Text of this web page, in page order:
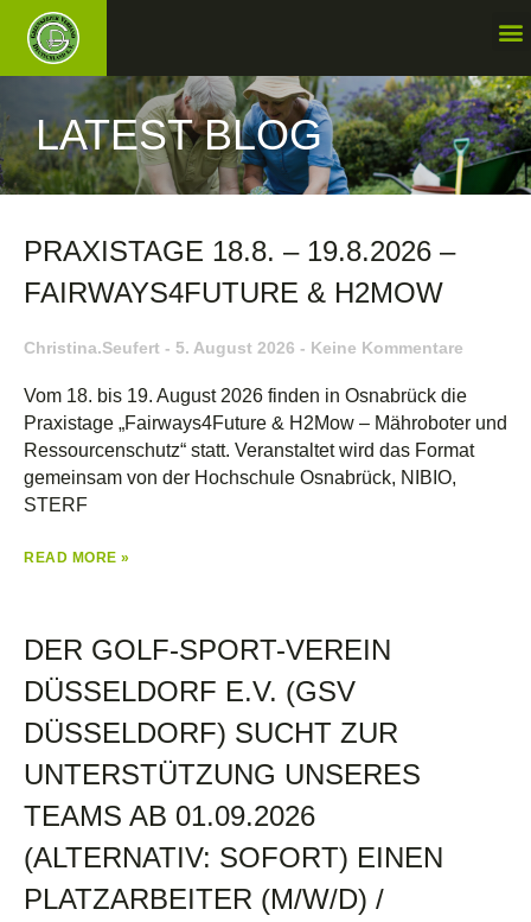
LATEST BLOG
PRAXISTAGE 18.8. – 19.8.2026 –
FAIRWAYS4FUTURE & H2MOW
Christina.seufert 5. August 2026 Keine Kommentare
Vom 18. bis 19. August 2026 finden in Osnabrück die
Praxistage „Fairways4Future & H2Mow – Mähroboter und
Ressourcenschutz“ statt. Veranstaltet wird das Format
gemeinsam von der Hochschule Osnabrück, NIBIO,
STERF
READ MORE »
DER GOLF-SPORT-VEREIN
DÜSSELDORF E.V. (GSV
DÜSSELDORF) SUCHT ZUR
UNTERSTÜTZUNG UNSERES
TEAMS AB 01.09.2026
(ALTERNATIV: SOFORT) EINEN
PLATZARBEITER (M/W/D) /